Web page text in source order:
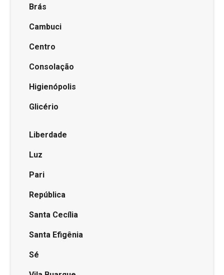
Brás
Cambuci
Centro
Consolação
Higienópolis
Glicério
Liberdade
Luz
Pari
República
Santa Cecília
Santa Efigênia
Sé